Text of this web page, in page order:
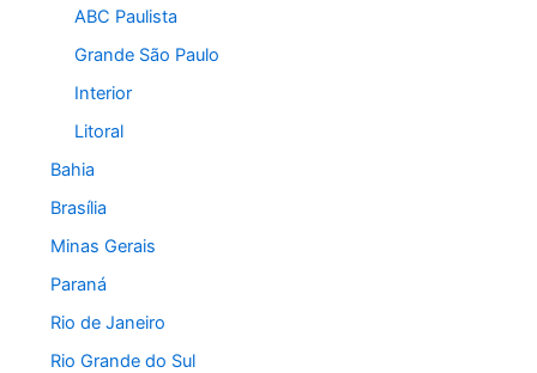
ABC Paulista
Grande São Paulo
Interior
Litoral
Bahia
Brasília
Minas Gerais
Paraná
Rio de Janeiro
Rio Grande do Sul